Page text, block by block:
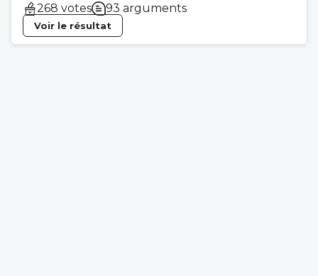
268 votes
93 arguments
Voir le résultat